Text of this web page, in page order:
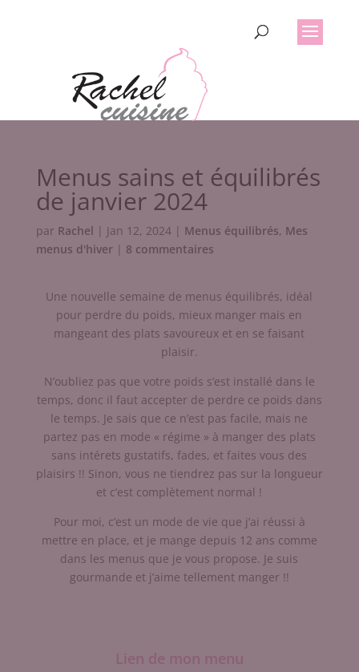
Menus sains et équilibrés
de janvier 2024
par Rachel | Jan 12, 2024| Menus équilibrés, Mes
menus d'hiver| 8 commentaires
Une nouvelle semaine de menus équilibrés, idéal
pour perdre du poids, mieux manger mais en
mangeant des plats savoureux et en se faisant
plaisir.
N’oubliez pas que votre poids s’est installé dans le
temps, donc il faut accepter de perdre ce poids dans
le temps. Je sais que ce n’est pas facile, mais ne
partez pas en mode « régime » à manger des plats
sans intérets gustatifs, fades, et faites vous des
plaisirs !! Sinon, vous ne tiendrez pas sur la longueur
et c’est complètement normal !
Pour moi, c’est un mode de vie que j’ai réussi à
mettre en place, et je mange depuis 12 ans comme
dans les menus que je vous propose. Je suis
gourmande et j’aime tellement manger !!
Lien de mon menu